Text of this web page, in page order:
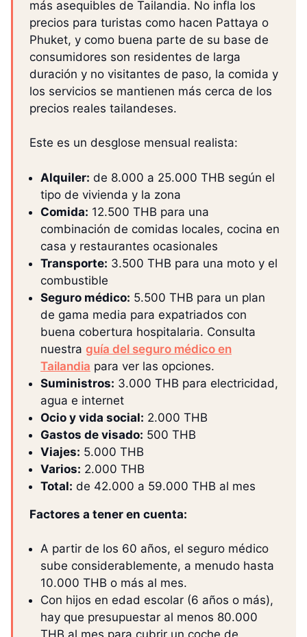
más asequibles de Tailandia. No infla los
precios para turistas como hacen Pattaya o
Phuket, y como buena parte de su base de
consumidores son residentes de larga
duración y no visitantes de paso, la comida y
los servicios se mantienen más cerca de los
precios reales tailandeses.
Este es un desglose mensual realista:
Alquiler: de 8.000 a 25.000 THB según el
tipo de vivienda y la zona
Comida: 12.500 THB para una
combinación de comidas locales, cocina en
casa y restaurantes ocasionales
Transporte: 3.500 THB para una moto y el
combustible
Seguro médico: 5.500 THB para un plan
de gama media para expatriados con
buena cobertura hospitalaria. Consulta
nuestra guía del seguro médico en
Tailandia para ver las opciones.
Suministros: 3.000 THB para electricidad,
agua e internet
Ocio y vida social: 2.000 THB
Gastos de visado: 500 THB
Viajes: 5.000 THB
Varios: 2.000 THB
Total: de 42.000 a 59.000 THB al mes
Factores a tener en cuenta:
A partir de los 60 años, el seguro médico
sube considerablemente, a menudo hasta
10.000 THB o más al mes.
Con hijos en edad escolar (6 años o más),
hay que presupuestar al menos 80.000